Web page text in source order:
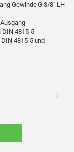
Gewinde G 3/8" LH-
DIN 4815-5
4815-5 und